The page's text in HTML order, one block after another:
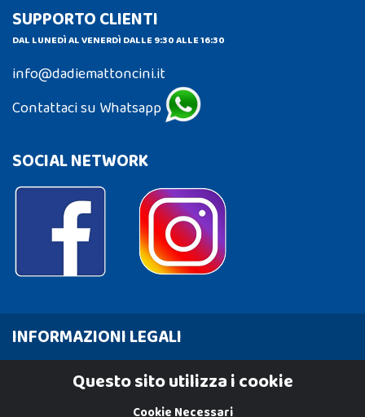
SUPPORTO CLIENTI
DAL LUNEDÌ AL VENERDÌ DALLE 9:30 ALLE 16:30
info@dadiemattoncini.it
Contattaci su Whatsapp
SOCIAL NETWORK
INFORMAZIONI LEGALI
Cookie PolicyQuesto sito utilizza i cookie
Cookie Necessari